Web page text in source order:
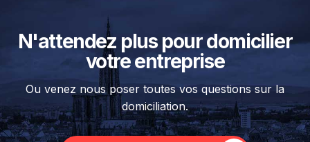
N'attendez plus pour domicilier
votre entreprise
Ou venez nous poser toutes vos questions sur la
domiciliation.